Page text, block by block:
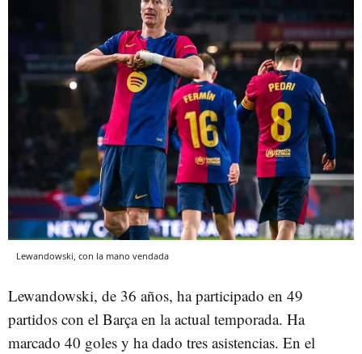
Lewandowski, con la mano vendada
Lewandowski, de 36 años, ha participado en 49
partidos con el Barça en la actual temporada. Ha
marcado 40 goles y ha dado tres asistencias. En el